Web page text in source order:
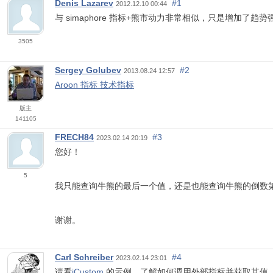
3505
Denis Lazarev 2012.12.10 00:44
#1
与 simaphore 指标+熊市动力非常相似，只是增加了趋势
版主
141105
Sergey Golubev 2013.08.24 12:57
#2
Aroon 指标 技术指标
5
FRECH84 2023.02.14 20:19
#3
您好！
我只能查询牛熊的最后一个值，还是也能查询牛熊的倒数
谢谢。
Carl Schreiber 2023.02.14 23:01
#4